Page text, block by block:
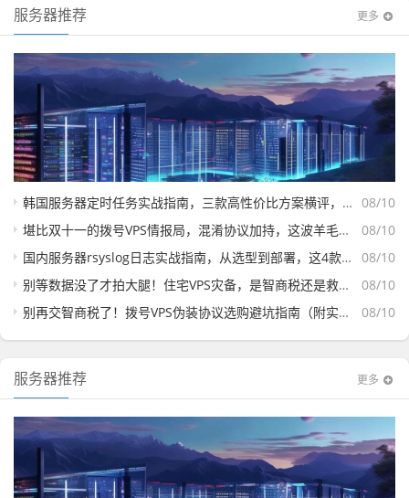
服务器推荐 更多
08/10
韩国服务器定时任务实战指南，三款高性价比方案横评，避开假韩国陷阱
08/10
堪比双十一的拨号VPS情报局，混淆协议加持，这波羊毛不薅血亏！
08/10
国内服务器rsyslog日志实战指南，从选型到部署，这4款云主机让日志处理快如闪电
08/10
别等数据没了才拍大腿！住宅VPS灾备，是智商税还是救命稻草？
08/10
别再交智商税了！拨号VPS伪装协议选购避坑指南（附实战IP测试）
服务器推荐 更多